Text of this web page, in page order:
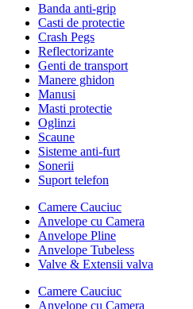
Banda anti-grip
Casti de protectie
Crash Pegs
Reflectorizante
Genti de transport
Manere ghidon
Manusi
Masti protectie
Oglinzi
Scaune
Sisteme anti-furt
Sonerii
Suport telefon
Camere Cauciuc
Anvelope cu Camera
Anvelope Pline
Anvelope Tubeless
Valve & Extensii valva
Camere Cauciuc
Anvelope cu Camera